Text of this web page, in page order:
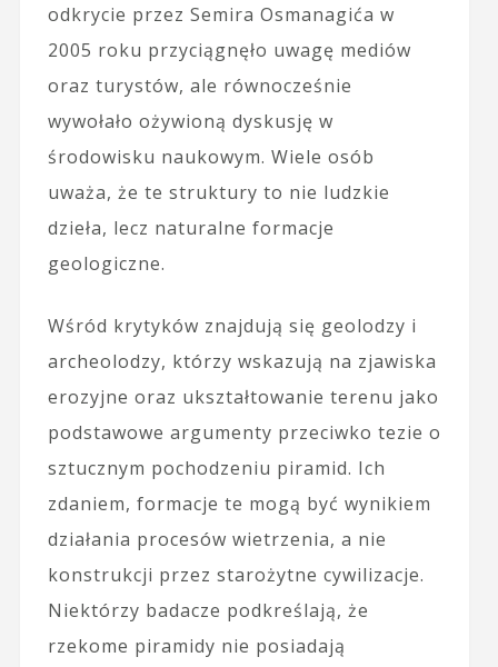
odkrycie przez Semira Osmanagića w
2005 roku przyciągnęło uwagę mediów
oraz turystów, ale równocześnie
wywołało ożywioną dyskusję w
środowisku naukowym. Wiele osób
uważa, że te struktury to nie ludzkie
dzieła, lecz naturalne formacje
geologiczne.
Wśród krytyków znajdują się geolodzy i
archeolodzy, którzy wskazują na zjawiska
erozyjne oraz ukształtowanie terenu jako
podstawowe argumenty przeciwko tezie o
sztucznym pochodzeniu piramid. Ich
zdaniem, formacje te mogą być wynikiem
działania procesów wietrzenia, a nie
konstrukcji przez starożytne cywilizacje.
Niektórzy badacze podkreślają, że
rzekome piramidy nie posiadają